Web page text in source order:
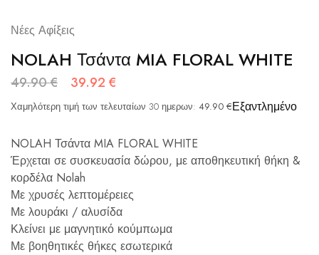
Νέες Αφίξεις
NOLAH Τσάντα MIA FLORAL WHITE
49.90€ 39.92 €
Χαμηλότερη τιμή των τελευταίων 30 ημερων: 49.90 €Εξαντλημένο
NOLAH Τσάντα MIA FLORAL WHITE
Έρχεται σε συσκευασία δώρου, με αποθηκευτική θήκη &
κορδέλα Nolah
Με χρυσές λεπτομέρειες
Με λουράκι / αλυσίδα
Κλείνει με μαγνητικό κούμπωμα
Με βοηθητικές θήκες εσωτερικά